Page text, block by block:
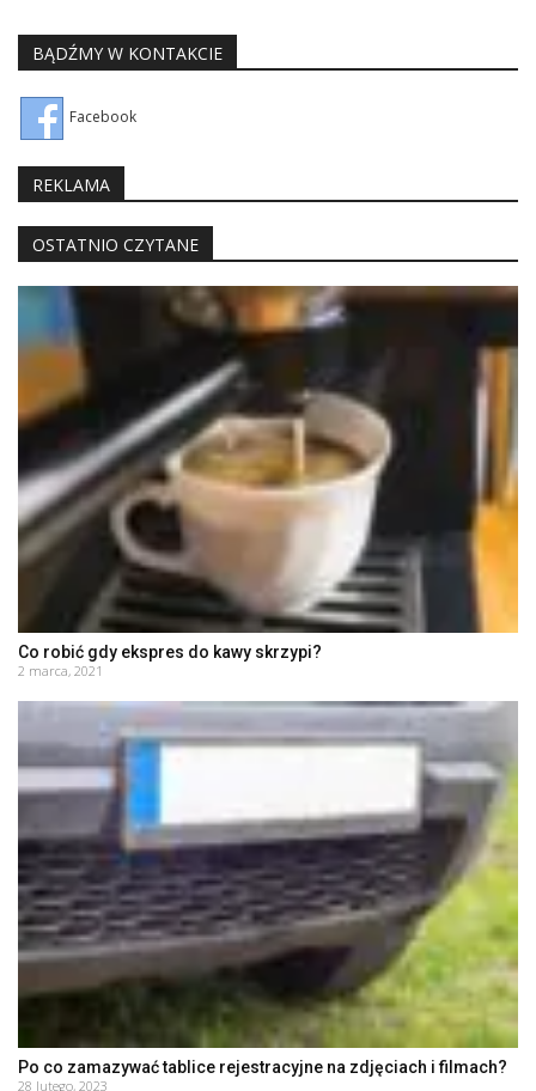
BĄDŹMY W KONTAKCIE
Facebook
REKLAMA
OSTATNIO CZYTANE
Co robić gdy ekspres do kawy skrzypi?
2 marca, 2021
Po co zamazywać tablice rejestracyjne na zdjęciach i filmach?
28 lutego, 2023